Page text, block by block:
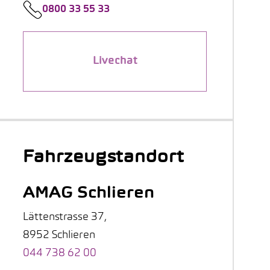
0800 33 55 33
Livechat
Fahrzeugstandort
AMAG Schlieren
Lättenstrasse 37,
8952 Schlieren
044 738 62 00